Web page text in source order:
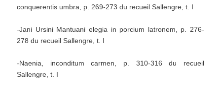
conquerentis umbra, p. 269-273 du recueil Sallengre, t. I
-Jani Ursini Mantuani elegia in porcium latronem, p. 276-
278 du recueil Sallengre, t. I
-Naenia, inconditum carmen, p. 310-316 du recueil
Sallengre, t. I